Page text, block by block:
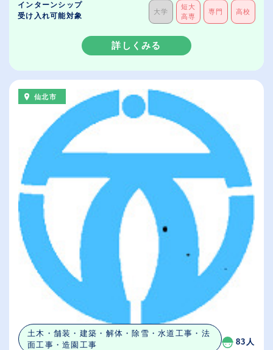
インターンシップ
受け入れ可能対象
大学
短大
高専
専門 高校
詳しくみる
仙北市
土木・舗装・建築・解体・除雪・水道工事・法
面工事・造園工事
83人